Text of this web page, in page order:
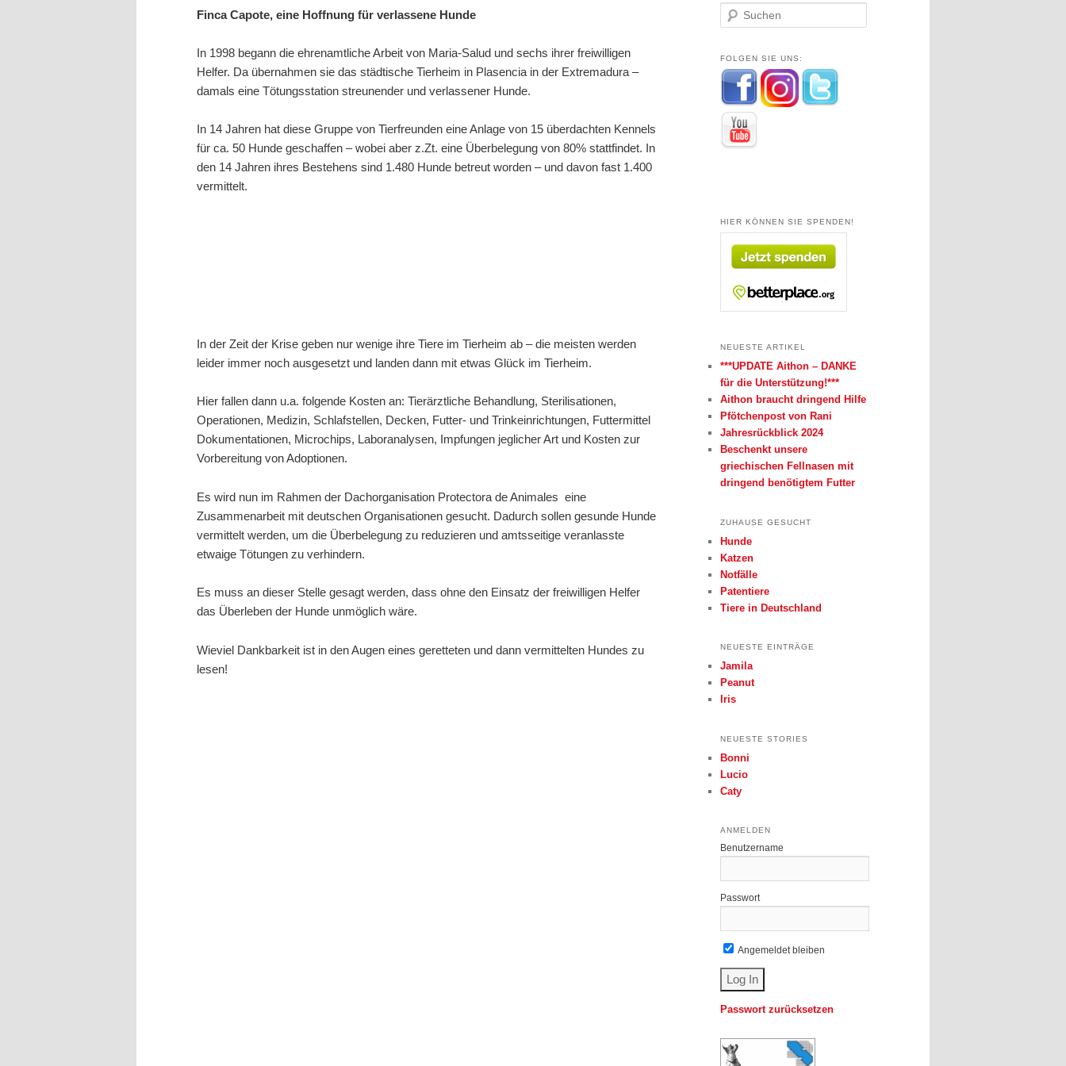
Finca Capote, eine Hoffnung für verlassene Hunde
In 1998 begann die ehrenamtliche Arbeit von Maria-Salud und sechs ihrer freiwilligen
Helfer. Da übernahmen sie das städtische Tierheim in Plasencia in der Extremadura –
damals eine Tötungsstation streunender und verlassener Hunde.
In 14 Jahren hat diese Gruppe von Tierfreunden eine Anlage von 15 überdachten Kennels
für ca. 50 Hunde geschaffen – wobei aber z.Zt. eine Überbelegung von 80% stattfindet. In
den 14 Jahren ihres Bestehens sind 1.480 Hunde betreut worden – und davon fast 1.400
vermittelt.
In der Zeit der Krise geben nur wenige ihre Tiere im Tierheim ab – die meisten werden
leider immer noch ausgesetzt und landen dann mit etwas Glück im Tierheim.
Hier fallen dann u.a. folgende Kosten an: Tierärztliche Behandlung, Sterilisationen,
Operationen, Medizin, Schlafstellen, Decken, Futter- und Trinkeinrichtungen, Futtermittel
Dokumentationen, Microchips, Laboranalysen, Impfungen jeglicher Art und Kosten zur
Vorbereitung von Adoptionen.
Es wird nun im Rahmen der Dachorganisation Protectora de Animales eine
Zusammenarbeit mit deutschen Organisationen gesucht. Dadurch sollen gesunde Hunde
vermittelt werden, um die Überbelegung zu reduzieren und amtsseitige veranlasste
etwaige Tötungen zu verhindern.
Es muss an dieser Stelle gesagt werden, dass ohne den Einsatz der freiwilligen Helfer
das Überleben der Hunde unmöglich wäre.
Wieviel Dankbarkeit ist in den Augen eines geretteten und dann vermittelten Hundes zu
lesen!
h
e
n
FOLGEN SIE UNS:
HIER KÖNNEN SIE SPENDEN!
NEUESTE ARTIKEL
***UPDATE Aithon – DANKE
für die Unterstützung!***
Aithon braucht dringend Hilfe
Pfötchenpost von Rani
Jahresrückblick 2024
Beschenkt unsere
griechischen Fellnasen mit
dringend benötigtem Futter
ZUHAUSE GESUCHT
Hunde
Katzen
Notfälle
Patentiere
Tiere in Deutschland
NEUESTE EINTRÄGE
Jamila
Peanut
Iris
NEUESTE STORIES
Bonni
Lucio
Caty
ANMELDEN
Benutzername
Passwort
Angemeldet bleiben
Passwort zurücksetzen